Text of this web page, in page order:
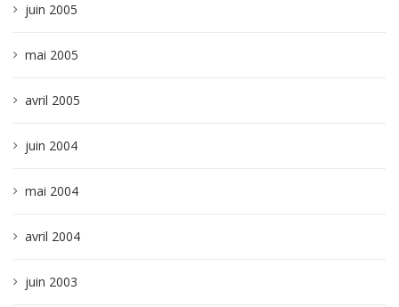
juin 2005
mai 2005
avril 2005
juin 2004
mai 2004
avril 2004
juin 2003